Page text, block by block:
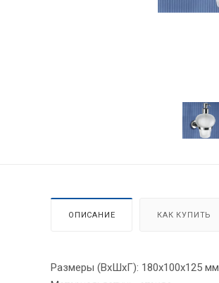
ОПИСАНИЕ КАК КУПИТЬ
Размеры (ВхШхГ): 180х100х125 мм